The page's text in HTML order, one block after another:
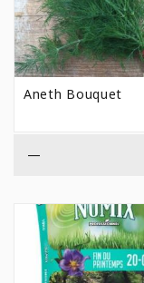
Aneth Bouquet
—